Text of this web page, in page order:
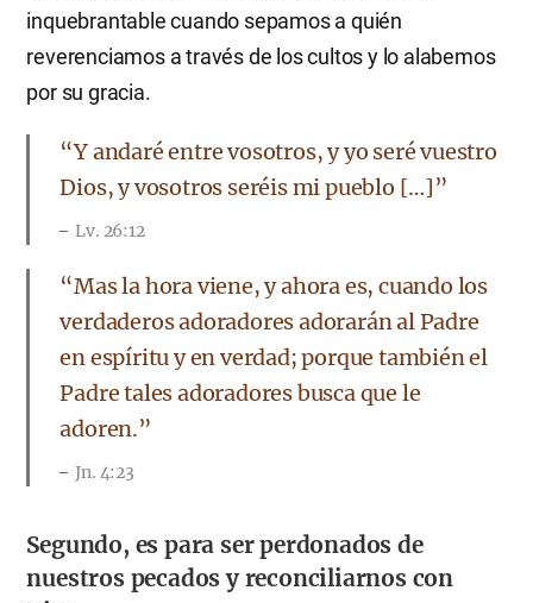
inquebrantable cuando sepamos a quién
reverenciamos a través de los cultos y lo alabemos
por su gracia.
“Y andaré entre vosotros, y yo seré vuestro
Dios, y vosotros seréis mi pueblo […]”
Lv. 26:12
“Mas la hora viene, y ahora es, cuando los
verdaderos adoradores adorarán al Padre
en espíritu y en verdad; porque también el
Padre tales adoradores busca que le
adoren.”
Jn. 4:23
Segundo, es para ser perdonados de
nuestros pecados y reconciliarnos con